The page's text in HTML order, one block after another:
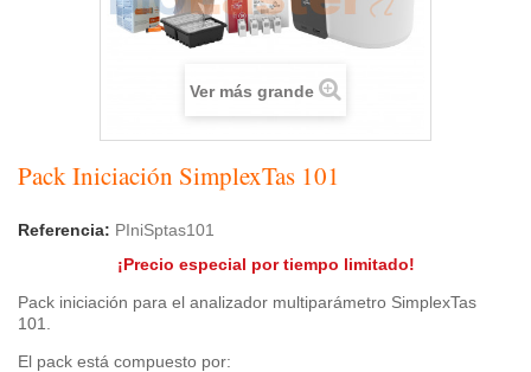
Ver más grande
Pack Iniciación SimplexTas 101
Referencia: PIniSptas101
¡Precio especial por tiempo limitado!
Pack iniciación para el analizador multiparámetro SimplexTas
101.
El pack está compuesto por: